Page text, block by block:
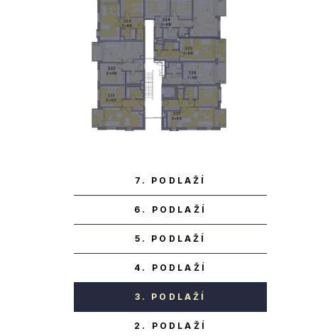
7. PODLAŽÍ
6. PODLAŽÍ
5. PODLAŽÍ
4. PODLAŽÍ
3. PODLAŽÍ
2. PODLAŽÍ